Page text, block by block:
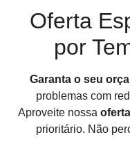
Oferta
por
Garanta o seu
problemas com
Aproveite nossa
prioritário. Não